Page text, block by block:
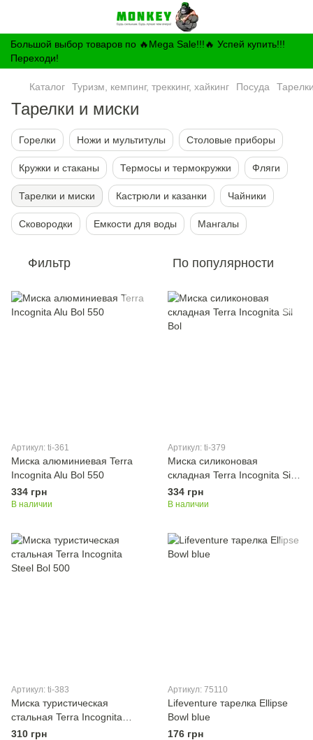
Большой выбор товаров по 🔥Mega Sale!!!🔥 Успей купить!!!
Переходи!
Каталог Туризм, кемпинг, треккинг, хайкинг Посуда
Тарелки и миски
Горелки Ножи и мультитулы Столовые приборы
Кружки и стаканы Термосы и термокружки Фляги
Тарелки и миски Кастрюли и казанки Чайники
Сковородки Емкости для воды Мангалы
Фильтр По популярности
Артикул: ti-361
Миска алюминиевая Terra
Incognita Alu Bol 550
334 грн
В наличии
Артикул: ti-379
Миска силиконовая
складная Terra Incognita Sil
Bol
334 грн
В наличии
Артикул: ti-383
Миска туристическая
стальная Terra Incognita
Steel Bol 500
310 грн
Артикул: 75110
Lifeventure тарелка Ellipse
Bowl blue
176 грн